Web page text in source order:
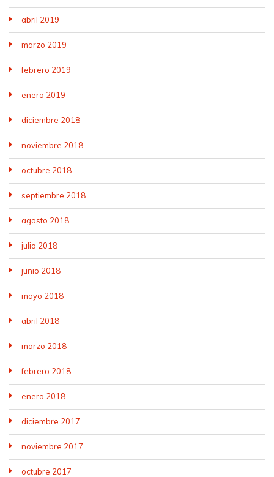
abril 2019
marzo 2019
febrero 2019
enero 2019
diciembre 2018
noviembre 2018
octubre 2018
septiembre 2018
agosto 2018
julio 2018
junio 2018
mayo 2018
abril 2018
marzo 2018
febrero 2018
enero 2018
diciembre 2017
noviembre 2017
octubre 2017